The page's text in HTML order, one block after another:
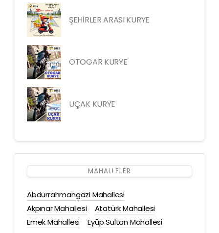
ŞEHİRLER ARASI KURYE
OTOGAR KURYE
UÇAK KURYE
MAHALLELER
Abdurrahmangazi Mahallesi
Akpınar Mahallesi
Atatürk Mahallesi
Emek Mahallesi
Eyüp Sultan Mahallesi